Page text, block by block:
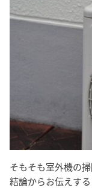
そもそも室外機の
結論からお伝えす